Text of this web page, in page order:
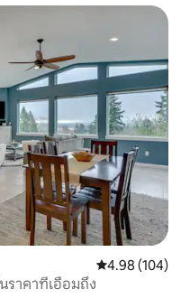
คะแนนเฉลี่ย
4.98 (104)
ราคาที่เอื้อมถึง